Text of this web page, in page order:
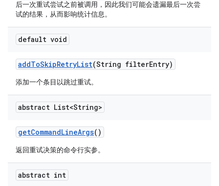
后一次重试尝试之前被调用，因此我们可能会遗漏最后一次尝
试的结果，从而影响统计信息。
default void
addToSkipRetryList(String filterEntry)
添加一个条目以跳过重试。
abstract List<String>
getCommandLineArgs()
返回重试决策的命令行实参。
abstract int